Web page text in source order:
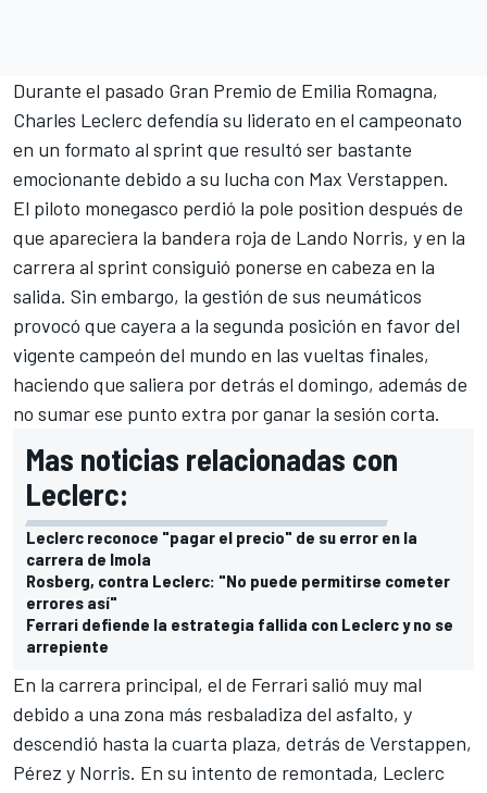
Durante el pasado Gran Premio de Emilia Romagna,
Charles Leclerc defendía su liderato en el campeonato
en un formato al sprint que resultó ser bastante
emocionante debido a su lucha con Max Verstappen.
El piloto monegasco perdió la pole position después de
que apareciera la bandera roja de Lando Norris, y en la
carrera al sprint consiguió ponerse en cabeza en la
salida. Sin embargo, la gestión de sus neumáticos
provocó que cayera a la segunda posición en favor del
vigente campeón del mundo en las vueltas finales,
haciendo que saliera por detrás el domingo, además de
no sumar ese punto extra por ganar la sesión corta.
Mas noticias relacionadas con
Leclerc:
Leclerc reconoce "pagar el precio" de su error en la
carrera de Imola
Rosberg, contra Leclerc: "No puede permitirse cometer
errores así"
Ferrari defiende la estrategia fallida con Leclerc y no se
arrepiente
En la carrera principal, el de Ferrari salió muy mal
debido a una zona más resbaladiza del asfalto, y
descendió hasta la cuarta plaza, detrás de Verstappen,
Pérez y Norris. En su intento de remontada, Leclerc